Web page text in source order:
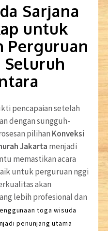
Sarjana
untuk
Perguruan
pencapaian setelah
dengan sungguh-
pilihan Konveksi
Jakarta menjadi
memastikan acara
untuk perguruan nggi
akan
lebih profesional dan
toga wisuda
penunjang utama